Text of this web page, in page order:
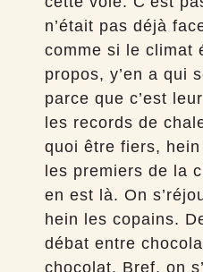
n’était pas déjà
comme si le climat
propos, y’en a qui
parce que c’est
les records de
quoi être fiers,
les premiers de la
en est là. On
hein les copains.
débat entre
chocolat. Bref, on